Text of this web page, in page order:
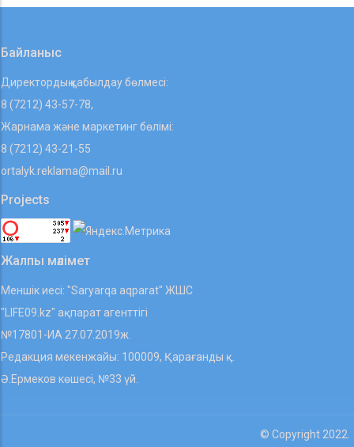
Байланыс
Директордың қабылдау бөлмесі:
8 (7212) 43-57-78,
Жарнама және маркетинг бөлімі:
8 (7212) 43-21-55
ortalyk.reklama@mail.ru
Projects
Жалпы мәлімет
Меншік иесі: "Saryarqa aqparat" ЖШС
"LIFE09.kz" ақпарат агенттігі
№17801-ИА 27.07.2019ж.
Редакция мекенжайы: 100009, Қарағанды қ.
Ә.Ермеков көшесі, №33 үй.
© Copyright 2022.